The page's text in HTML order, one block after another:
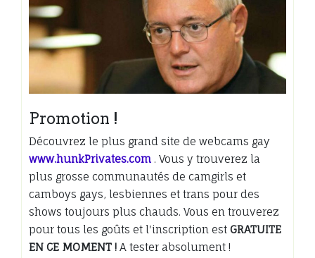
Promotion !
Découvrez le plus grand site de webcams gay
www.hunkPrivates.com . Vous y trouverez la
plus grosse communautés de camgirls et
camboys gays, lesbiennes et trans pour des
shows toujours plus chauds. Vous en trouverez
pour tous les goûts et l'inscription est GRATUITE
EN CE MOMENT ! A tester absolument !